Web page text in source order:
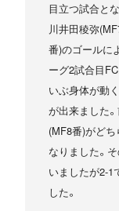
目立つ試合と
川井田稜弥
番)のゴールに
ーグ2試合目
いぶ身体が動
が出来ました
(MF8番)がど
なりました。
いましたが2-1
した。